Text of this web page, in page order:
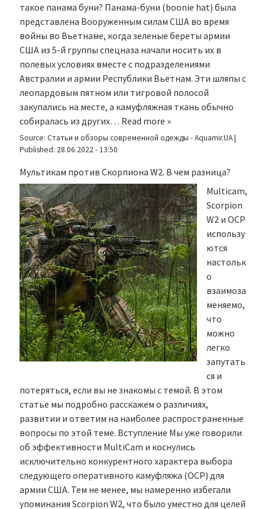
такое панама буни? Панама-буни (boonie hat) была
представлена Вооруженным силам США во время
войны во Вьетнаме, когда зеленые береты армии
США из 5-й группы спецназа начали носить их в
полевых условиях вместе с подразделениями
Австралии и армии Республики Вьетнам. Эти шляпы с
леопардовым пятном или тигровой полосой
закупались на месте, а камуфляжная ткань обычно
собиралась из других… Read more »
Source: Статьи и обзоры современной одежды - Aquamir.UA|
Published: 28.06.2022 - 13:50
Мультикам против Скорпиона W2. В чем разница?
Multicam,
Scorpion
W2 и OCP
использу
ются
настольк
о
взаимоза
меняемо,
что
можно
легко
запутать
ся и
потеряться, если вы не знакомы с темой. В этом
статье мы подробно расскажем о различиях,
развитии и ответим на наиболее распространенные
вопросы по этой теме. Вступление Мы уже говорили
об эффективности MultiCam и коснулись
исключительно конкурентного характера выбора
следующего оперативного камуфляжа (OCP) для
армии США. Тем не менее, мы намеренно избегали
упоминания Scorpion W2, что было уместно для целей